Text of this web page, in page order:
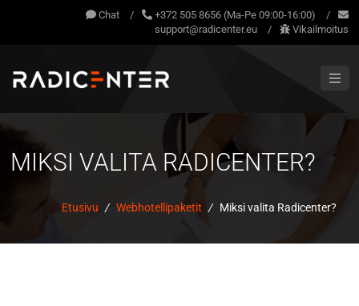
Chat / +372 505 8656 (Ma-Pe 09:00-16:00)
/
support@radicenter.eu
/ Vikailmoitus
MIKSI VALITA RADICENTER?
Etusivu / Webhotellipaketit / Miksi valita Radicenter?